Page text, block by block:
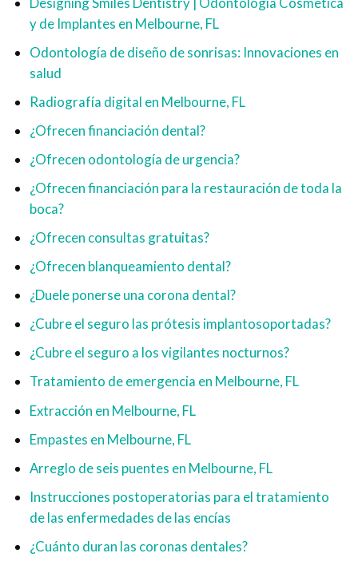
y de Implantes en Melbourne, FL
Odontología de diseño de sonrisas: Innovaciones en
salud
Radiografía digital en Melbourne, FL
¿Ofrecen financiación dental?
¿Ofrecen odontología de urgencia?
¿Ofrecen financiación para la restauración de toda la
boca?
¿Ofrecen consultas gratuitas?
¿Ofrecen blanqueamiento dental?
¿Duele ponerse una corona dental?
¿Cubre el seguro las prótesis implantosoportadas?
¿Cubre el seguro a los vigilantes nocturnos?
Tratamiento de emergencia en Melbourne, FL
Extracción en Melbourne, FL
Empastes en Melbourne, FL
Arreglo de seis puentes en Melbourne, FL
Instrucciones postoperatorias para el tratamiento
de las enfermedades de las encías
¿Cuánto duran las coronas dentales?